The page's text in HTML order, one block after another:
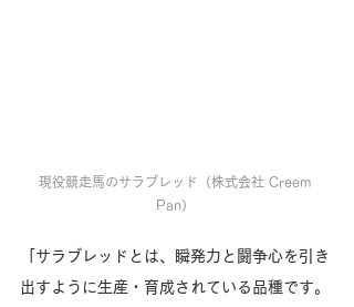
現役競走馬のサラブレッド（株式会社 Creem
Pan）
「サラブレッドとは、瞬発力と闘争心を引き
出すように生産・育成されている品種です。